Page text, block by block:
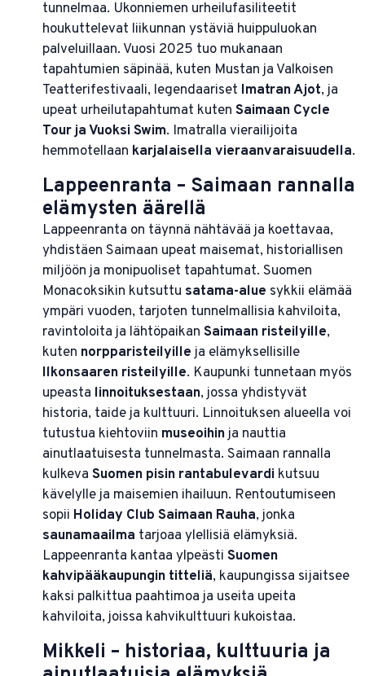
tunnelmaa. Ukonniemen urheilufasiliteetit
houkuttelevat liikunnan ystäviä huippuluokan
palveluillaan. Vuosi 2025 tuo mukanaan
tapahtumien säpinää, kuten Mustan ja Valkoisen
Teatterifestivaali, legendaariset Imatran Ajot, ja
upeat urheilutapahtumat kuten Saimaan Cycle
Tour ja Vuoksi Swim. Imatralla vierailijoita
hemmotellaan karjalaisella vieraanvaraisuudella.
Lappeenranta – Saimaan rannalla
elämysten äärellä
Lappeenranta on täynnä nähtävää ja koettavaa,
yhdistäen Saimaan upeat maisemat, historiallisen
miljöön ja monipuoliset tapahtumat. Suomen
Monacoksikin kutsuttu satama-alue sykkii elämää
ympäri vuoden, tarjoten tunnelmallisia kahviloita,
ravintoloita ja lähtöpaikan Saimaan risteilyille,
kuten norpparisteilyille ja elämyksellisille
Ilkonsaaren risteilyille. Kaupunki tunnetaan myös
upeasta linnoituksestaan, jossa yhdistyvät
historia, taide ja kulttuuri. Linnoituksen alueella voi
tutustua kiehtoviin museoihinja nauttia
ainutlaatuisesta tunnelmasta. Saimaan rannalla
kulkeva Suomen pisin rantabulevardi kutsuu
kävelylle ja maisemien ihailuun. Rentoutumiseen
sopii Holiday Club Saimaan Rauha, jonka
saunamaailma tarjoaa ylellisiä elämyksiä.
Lappeenranta kantaa ylpeästi Suomen
kahvipääkaupungin titteliä, kaupungissa sijaitsee
kaksi palkittua paahtimoa ja useita upeita
kahviloita, joissa kahvikulttuuri kukoistaa.
Mikkeli – historiaa, kulttuuria ja